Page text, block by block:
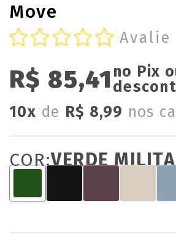
Move
R$ 85,41 no Pix
10x de R$ 8,99 nos
COR:VERDE